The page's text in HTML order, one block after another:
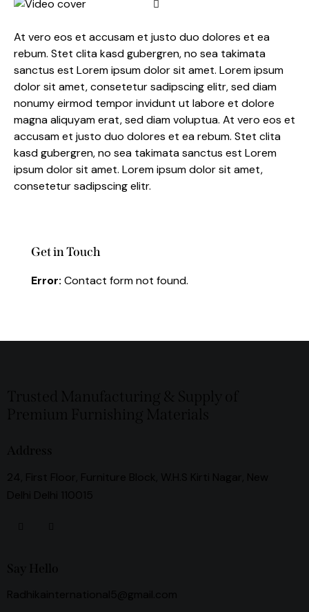
At vero eos et accusam et justo duo dolores et ea
rebum. Stet clita kasd gubergren, no sea takimata
sanctus est Lorem ipsum dolor sit amet. Lorem ipsum
dolor sit amet, consetetur sadipscing elitr, sed diam
nonumy eirmod tempor invidunt ut labore et dolore
magna aliquyam erat, sed diam voluptua. At vero eos et
accusam et justo duo dolores et ea rebum. Stet clita
kasd gubergren, no sea takimata sanctus est Lorem
ipsum dolor sit amet. Lorem ipsum dolor sit amet,
consetetur sadipscing elitr.
Get in Touch
Error: Contact form not found.